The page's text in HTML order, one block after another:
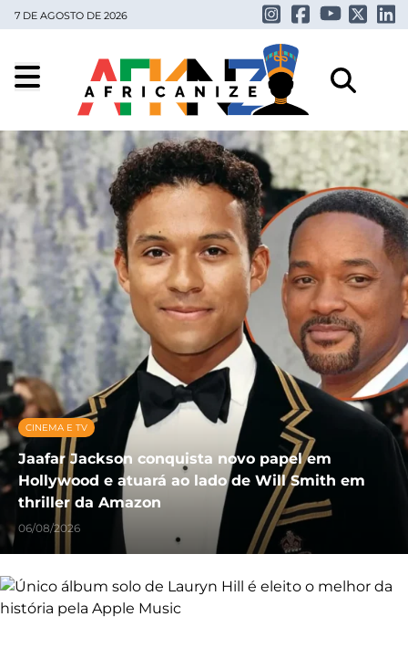
7 DE AGOSTO DE 2026
CINEMA E TV
Jaafar Jackson conquista novo papel em
Hollywood e atuará ao lado de Will Smith em
thriller da Amazon
06/08/2026